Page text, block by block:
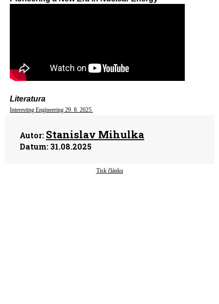
Literatura
Interesting Engineering 29. 8. 2025.
Autor: Stanislav Mihulka
Datum:31.08.2025
Tisk článku